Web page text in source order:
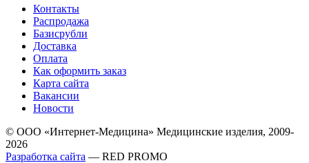
Контакты
Распродажа
Базисрубли
Доставка
Оплата
Как оформить заказ
Карта сайта
Вакансии
Новости
© ООО «Интернет-Медицина» Медицинские изделия, 2009-
2026
Разработка сайта — RED PROMO